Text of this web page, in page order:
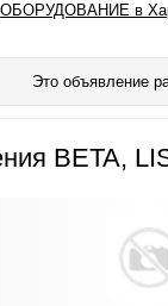
ОБОРУДОВАНИЕ в
Это объявление
BETA,